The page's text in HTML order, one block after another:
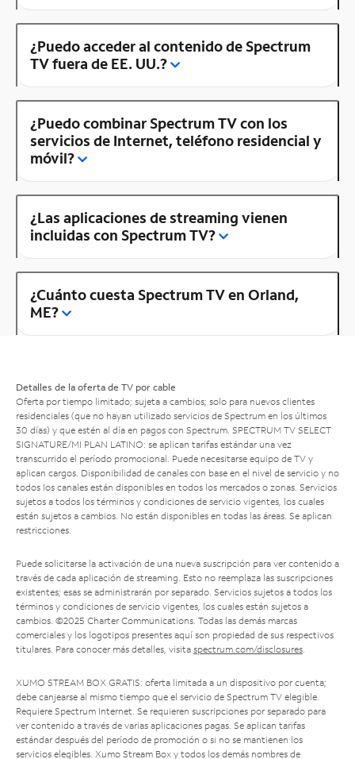
¿Puedo acceder al contenido de Spectrum
TV fuera de EE. UU.?
¿Puedo combinar Spectrum TV con los
servicios de Internet, teléfono residencial y
móvil?
¿Las aplicaciones de streaming vienen
incluidas con Spectrum TV?
¿Cuánto cuesta Spectrum TV en Orland,
ME?
Detalles de la oferta de TV por cable
Oferta por tiempo limitado; sujeta a cambios; solo para nuevos clientes
residenciales (que no hayan utilizado servicios de Spectrum en los últimos
30 días) y que estén al día en pagos con Spectrum. SPECTRUM TV SELECT
SIGNATURE/MI PLAN LATINO: se aplican tarifas estándar una vez
transcurrido el período promocional. Puede necesitarse equipo de TV y
aplican cargos. Disponibilidad de canales con base en el nivel de servicio y no
todos los canales están disponibles en todos los mercados o zonas. Servicios
sujetos a todos los términos y condiciones de servicio vigentes, los cuales
están sujetos a cambios. No están disponibles en todas las áreas. Se aplican
restricciones.
Puede solicitarse la activación de una nueva suscripción para ver contenido a
través de cada aplicación de streaming. Esto no reemplaza las suscripciones
existentes; esas se administrarán por separado. Servicios sujetos a todos los
términos y condiciones de servicio vigentes, los cuales están sujetos a
cambios. ©2025 Charter Communications. Todas las demás marcas
comerciales y los logotipos presentes aquí son propiedad de sus respectivos
titulares. Para conocer más detalles, visita spectrum.com/disclosures.
XUMO STREAM BOX GRATIS: oferta limitada a un dispositivo por cuenta;
debe canjearse al mismo tiempo que el servicio de Spectrum TV elegible.
Requiere Spectrum Internet. Se requieren suscripciones por separado para
ver contenido a través de varias aplicaciones pagas. Se aplican tarifas
estándar después del período de promoción o si no se mantienen los
servicios elegibles. Xumo Stream Box y todos los demás nombres de